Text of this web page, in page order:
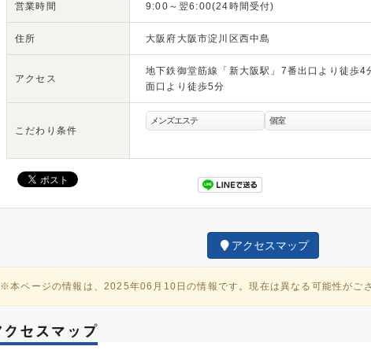
営業時間 9:00～翌6:00(24時間受付)
住所 大阪府大阪市淀川区西中島
アクセス
地下鉄御堂筋線「新大阪駅」7番出口より徒歩4
面口より徒歩5分
こだわり条件
メンズエステ 個室
アクセスマップ
※本ページの情報は、2025年06月10日の情報です。現在は異なる可能性がござ